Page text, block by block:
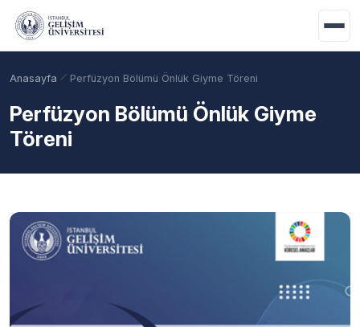
Ana içeriğe geç
Anasayfa Perfüzyon Bölümü Önlük Giyme Töreni
Perfüzyon Bölümü Önlük Giyme
Töreni